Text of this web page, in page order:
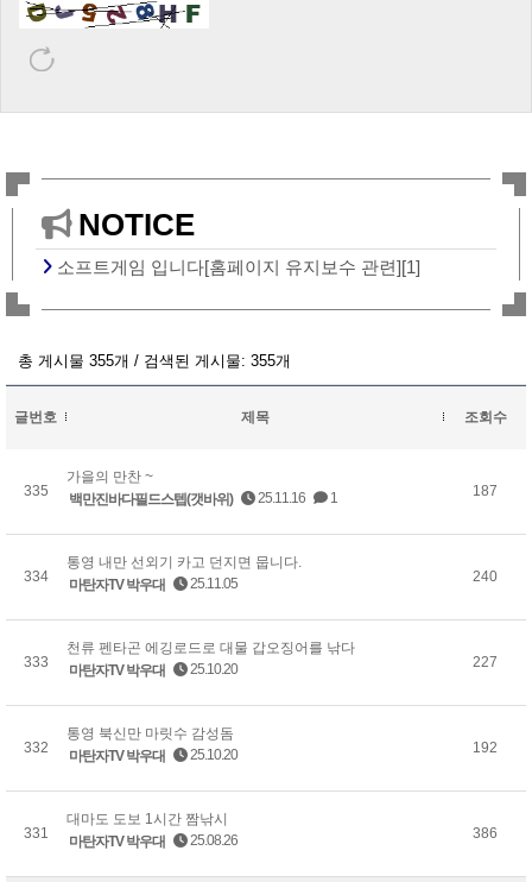
NOTICE
소프트게임 입니다[홈페이지 유지보수 관련][1]
총 게시물 355개 / 검색된 게시물: 355개
글번호 제목 조회수
335
가을의 만찬 ~
백만진바다필드스텝(갯바위)
25.11.16 1 187
334
통영 내만 선외기 카고 던지면 뭅니다.
마탄자TV 박우대
25.11.05 240
333
천류 펜타곤 에깅로드로 대물 갑오징어를 낚다
마탄자TV 박우대
25.10.20 227
332
통영 북신만 마릿수 감성돔
마탄자TV 박우대
25.10.20 192
331
대마도 도보 1시간 짬낚시
마탄자TV 박우대
25.08.26 386